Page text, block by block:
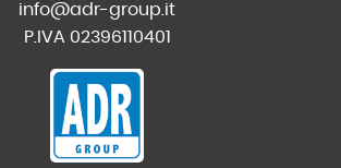
info@adr-group.it
P.IVA 02396110401